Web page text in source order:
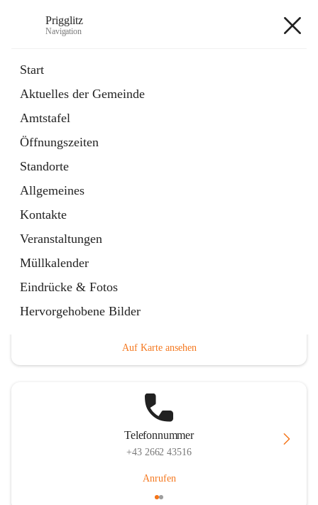
Prigglitz
Navigation
Start
Aktuelles der Gemeinde
Amtstafel
Öffnungszeiten
Standorte
Allgemeines
Kontakte
Veranstaltungen
Müllkalender
Eindrücke & Fotos
Hervorgehobene Bilder
Externe Webseite
in
Tab
Gemeindezeitung
Ordner
öffnet
in
neuem
Tab
Hauptadresse
Auf Karte ansehen
Telefonnummer
+43 2662 43516
Anrufen